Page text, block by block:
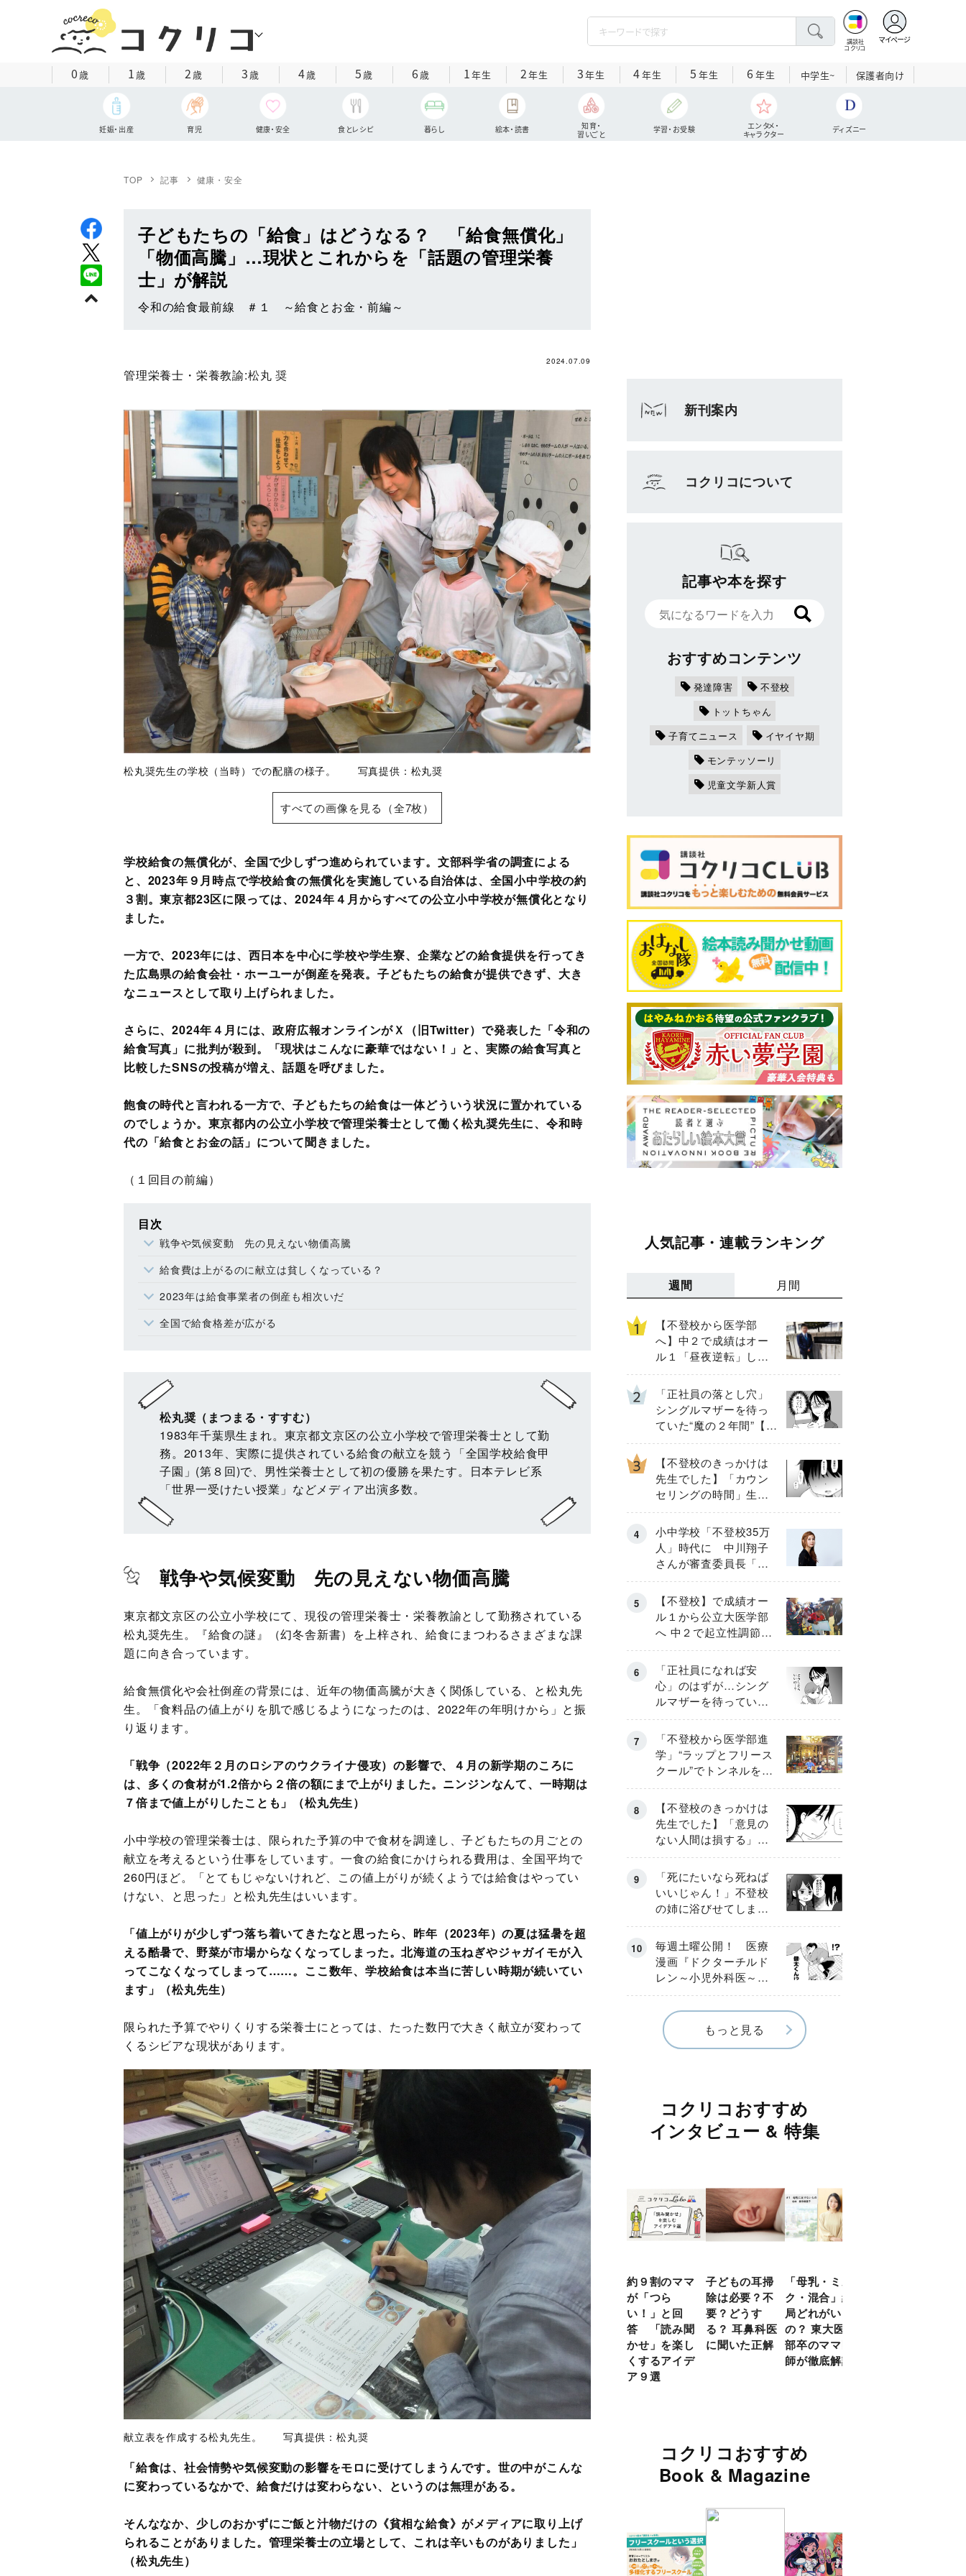
講談社
コクリコ
マイページ
0歳 1歳 2歳 3歳 4歳 5歳 6歳 1年生 2年生 3年生 4年生 5 年生 6 年生 中学生~ 保護者向け
妊娠・出産 育児 健康・安全 食とレシピ 暮らし 絵本・読書
知育・
習いごと
学習・お受験
エンタメ・
キャラクター
ディズニー
TOP 記事 健康・安全
子どもたちの「給食」はどうなる？ 「給食無償化」
「物価高騰」…現状とこれからを「話題の管理栄養
士」が解説
令和の給食最前線 ＃１ ～給食とお金・前編～
2024.07.09
管理栄養士・栄養教諭:松丸 奨
松丸奨先生の学校（当時）での配膳の様子。 写真提供：松丸奨
すべての画像を見る（全7枚）
学校給食の無償化が、全国で少しずつ進められています。文部科学省の調査による
と、2023年９月時点で学校給食の無償化を実施している自治体は、全国小中学校の約
３割。東京都23区に限っては、2024年４月からすべての公立小中学校が無償化となり
ました。
一方で、2023年には、西日本を中心に学校や学生寮、企業などの給食提供を行ってき
た広島県の給食会社・ホーユーが倒産を発表。子どもたちの給食が提供できず、大き
なニュースとして取り上げられました。
さらに、2024年４月には、政府広報オンラインがＸ（旧Twitter）で発表した「令和の
給食写真」に批判が殺到。「現状はこんなに豪華ではない！」と、実際の給食写真と
比較したSNSの投稿が増え、話題を呼びました。
飽食の時代と言われる一方で、子どもたちの給食は一体どういう状況に置かれている
のでしょうか。東京都内の公立小学校で管理栄養士として働く松丸奨先生に、令和時
代の「給食とお金の話」について聞きました。
（１回目の前編）
目次
戦争や気候変動 先の見えない物価高騰
給食費は上がるのに献立は貧しくなっている？
2023年は給食事業者の倒産も相次いだ
全国で給食格差が広がる
松丸奨（まつまる・すすむ）
1983年千葉県生まれ。東京都文京区の公立小学校で管理栄養士として勤
務。2013年、実際に提供されている給食の献立を競う「全国学校給食甲
子園」(第８回)で、男性栄養士として初の優勝を果たす。日本テレビ系
「世界一受けたい授業」などメディア出演多数。
戦争や気候変動 先の見えない物価高騰
東京都文京区の公立小学校にて、現役の管理栄養士・栄養教諭として勤務されている
松丸奨先生。『給食の謎』（幻冬舎新書）を上梓され、給食にまつわるさまざまな課
題に向き合っています。
給食無償化や会社倒産の背景には、近年の物価高騰が大きく関係している、と松丸先
生。「食料品の値上がりを肌で感じるようになったのは、2022年の年明けから」と振
り返ります。
「戦争（2022年２月のロシアのウクライナ侵攻）の影響で、４月の新学期のころに
は、多くの食材が1.2倍から２倍の額にまで上がりました。ニンジンなんて、一時期は
７倍まで値上がりしたことも」（松丸先生）
小中学校の管理栄養士は、限られた予算の中で食材を調達し、子どもたちの月ごとの
献立を考えるという仕事をしています。一食の給食にかけられる費用は、全国平均で
260円ほど。「とてもじゃないけれど、この値上がりが続くようでは給食はやってい
けない、と思った」と松丸先生はいいます。
「値上がりが少しずつ落ち着いてきたなと思ったら、昨年（2023年）の夏は猛暑を超
える酷暑で、野菜が市場からなくなってしまった。北海道の玉ねぎやジャガイモが入
ってこなくなってしまって……。ここ数年、学校給食は本当に苦しい時期が続いてい
ます」（松丸先生）
限られた予算でやりくりする栄養士にとっては、たった数円で大きく献立が変わって
くるシビアな現状があります。
献立表を作成する松丸先生。 写真提供：松丸奨
「給食は、社会情勢や気候変動の影響をモロに受けてしまうんです。世の中がこんな
に変わっているなかで、給食だけは変わらない、というのは無理がある。
そんななか、少しのおかずにご飯と汁物だけの《貧相な給食》がメディアに取り上げ
られることがありました。管理栄養士の立場として、これは辛いものがありました」
（松丸先生）
新刊案内
コクリコについて
記事や本を探す
おすすめコンテンツ
発達障害
不登校
トットちゃん
子育てニュース
イヤイヤ期
モンテッソーリ
児童文学新人賞
人気記事・連載ランキング
週間 月間
【不登校から医学部
へ】中２で成績はオー
ル１「昼夜逆転」した
わが子を”夜遊び”に連れ
出した母の気づき
「正社員の落とし穴」
シングルマザーを待っ
ていた“魔の２年間”【後
編】
【不登校のきっかけは
先生でした】「カウン
セリングの時間」生徒
の情報をバラしたの
は…《第２話》
小中学校「不登校35万
人」時代に 中川翔子
さんが審査委員長「不
登校生動画甲子園
2026」が開催
【不登校】で成績オー
ル１から公立大医学部
へ 中２で起立性調節障
害「治るまで３年」の
診断 そのとき母は
「正社員になれば安
心」のはずが…シング
ルマザーを待ってい
た“魔の２年間”【前編】
「不登校から医学部進
学」“ラップとフリース
クール”でトンネルを脱
して高校受験へ〔元野
球少年の実話〕
【不登校のきっかけは
先生でした】「意見の
ない人間は損する」担
任の一言が苦しみに…
《第１話》
「死にたいなら死ねば
いいじゃん！」不登校
の姉に浴びせてしまっ
た言葉【番外編・後
編】
毎週土曜公開！ 医療
漫画『ドクターチルド
レン～小児外科医～』
【Episode.４】
もっと見る
コクリコおすすめ
インタビュー & 特集
約９割のママ
が「つら
い！」と回
答 「読み聞
かせ」を楽し
くするアイデ
ア９選
子どもの耳掃
除は必要？不
要？どうす
る？ 耳鼻科医
に聞いた正解
「母乳・ミル
ク・混合」結
局どれがいい
の？ 東大医学
部卒のママ医
師が徹底解説
コクリコおすすめ
Book & Magazine